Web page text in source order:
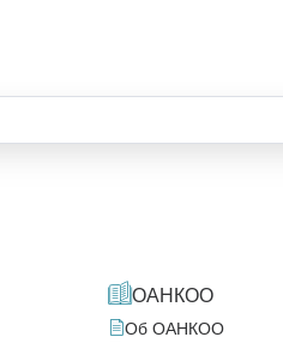
ОАНКОО
Об ОАНКОО